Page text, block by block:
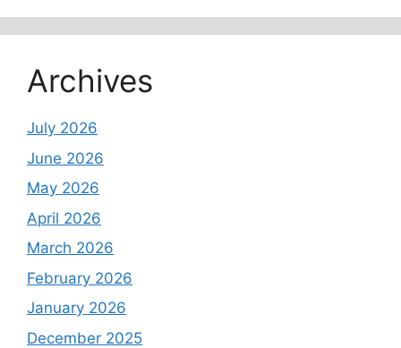
Archives
July 2026
June 2026
May 2026
April 2026
March 2026
February 2026
January 2026
December 2025